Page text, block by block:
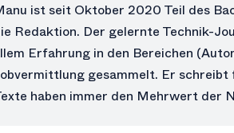
ist seit Oktober 2020 Teil des
Redaktion. Der gelernte Technik-
Erfahrung in den Bereichen
gesammelt. Er schreibt
haben immer den Mehrwert der